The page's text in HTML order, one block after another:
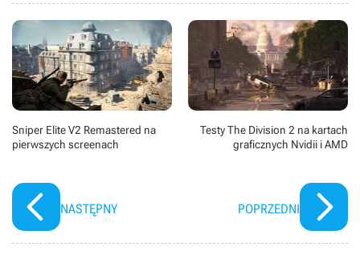
Sniper Elite V2 Remastered na
pierwszych screenach
NASTĘPNY
Testy The Division 2 na kartach
graficznych Nvidii i AMD
POPRZEDNI